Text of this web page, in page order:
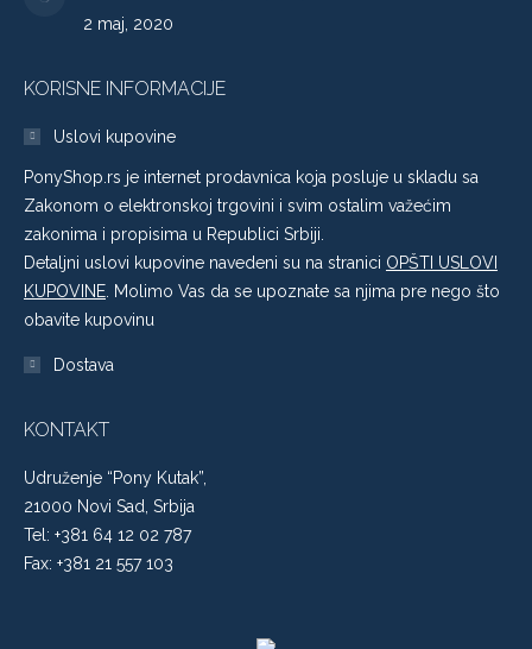
2 maj, 2020
KORISNE INFORMACIJE
Uslovi kupovine
PonyShop.rs je internet prodavnica koja posluje u skladu sa
Zakonom o elektronskoj trgovini i svim ostalim važećim
zakonima i propisima u Republici Srbiji.
Detaljni uslovi kupovine navedeni su na stranici OPŠTI USLOVI
KUPOVINE . Molimo Vas da se upoznate sa njima pre nego što
obavite kupovinu
Dostava
KONTAKT
Udruženje “Pony Kutak”,
21000 Novi Sad, Srbija
Tel: +381 64 12 02 787
Fax: +381 21 557 103